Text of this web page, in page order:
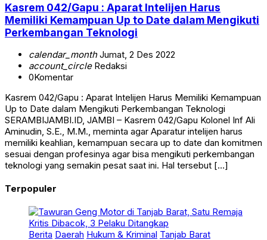
Kasrem 042/Gapu : Aparat Intelijen Harus
Memiliki Kemampuan Up to Date dalam Mengikuti
Perkembangan Teknologi
calendar_monthJumat, 2 Des 2022
account_circleRedaksi
0Komentar
Kasrem 042/Gapu : Aparat Intelijen Harus Memiliki Kemampuan
Up to Date dalam Mengikuti Perkembangan Teknologi
SERAMBIJAMBI.ID, JAMBI – Kasrem 042/Gapu Kolonel Inf Ali
Aminudin, S.E., M.M., meminta agar Aparatur intelijen harus
memiliki keahlian, kemampuan secara up to date dan komitmen
sesuai dengan profesinya agar bisa mengikuti perkembangan
teknologi yang semakin pesat saat ini. Hal tersebut […]
Terpopuler
Berita Daerah Hukum & Kriminal Tanjab Barat